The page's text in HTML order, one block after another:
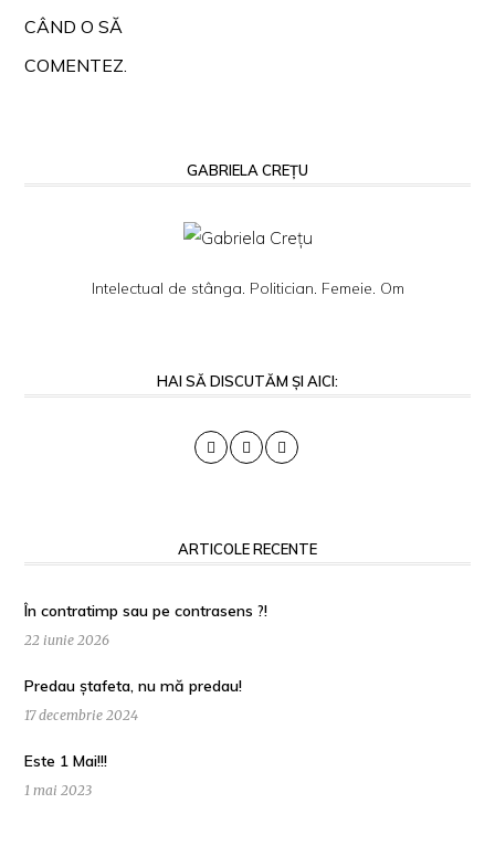
CÂND O SĂ
COMENTEZ.
GABRIELA CREȚU
Intelectual de stânga. Politician. Femeie. Om
HAI SĂ DISCUTĂM ȘI AICI:
ARTICOLE RECENTE
În contratimp sau pe contrasens ?!
22 iunie 2026
Predau ștafeta, nu mă predau!
17 decembrie 2024
Este 1 Mai!!!
1 mai 2023